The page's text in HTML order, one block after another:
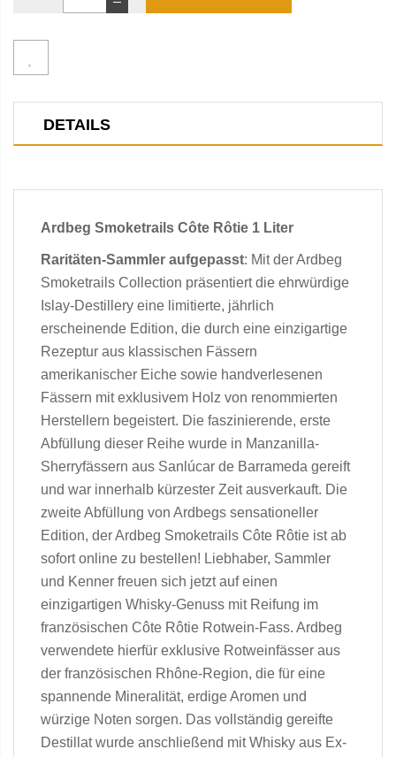
DETAILS
Ardbeg Smoketrails Côte Rôtie 1 Liter
Raritäten-Sammler aufgepasst: Mit der Ardbeg
Smoketrails Collection präsentiert die ehrwürdige
Islay-Destillery eine limitierte, jährlich
erscheinende Edition, die durch eine einzigartige
Rezeptur aus klassischen Fässern
amerikanischer Eiche sowie handverlesenen
Fässern mit exklusivem Holz von renommierten
Herstellern begeistert. Die faszinierende, erste
Abfüllung dieser Reihe wurde in Manzanilla-
Sherryfässern aus Sanlúcar de Barrameda gereift
und war innerhalb kürzester Zeit ausverkauft. Die
zweite Abfüllung von Ardbegs sensationeller
Edition, der Ardbeg Smoketrails Côte Rôtie ist ab
sofort online zu bestellen! Liebhaber, Sammler
und Kenner freuen sich jetzt auf einen
einzigartigen Whisky-Genuss mit Reifung im
französischen Côte Rôtie Rotwein-Fass. Ardbeg
verwendete hierfür exklusive Rotweinfässer aus
der französischen Rhône-Region, die für eine
spannende Mineralität, erdige Aromen und
würzige Noten sorgen. Das vollständig gereifte
Destillat wurde anschließend mit Whisky aus Ex-